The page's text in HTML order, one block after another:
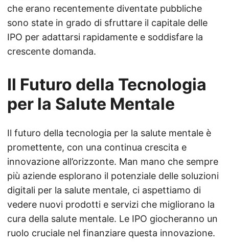
che erano recentemente diventate pubbliche
sono state in grado di sfruttare il capitale delle
IPO per adattarsi rapidamente e soddisfare la
crescente domanda.
Il Futuro della Tecnologia
per la Salute Mentale
Il futuro della tecnologia per la salute mentale è
promettente, con una continua crescita e
innovazione all’orizzonte. Man mano che sempre
più aziende esplorano il potenziale delle soluzioni
digitali per la salute mentale, ci aspettiamo di
vedere nuovi prodotti e servizi che migliorano la
cura della salute mentale. Le IPO giocheranno un
ruolo cruciale nel finanziare questa innovazione.